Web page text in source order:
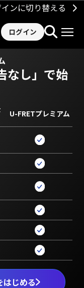
ンに切り替える
ログイン
なし」で始
はじめる
U-FRETプレミアム